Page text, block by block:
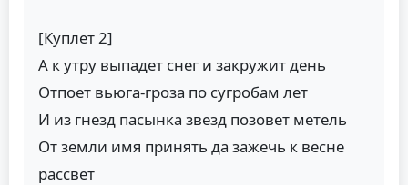
[Куплет 2]
А к утру выпадет снег и закружит день
Отпоет вьюга-гроза по сугробам лет
И из гнезд пасынка звезд позовет метель
От земли имя принять да зажечь к весне
рассвет